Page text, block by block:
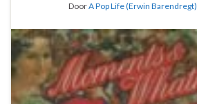
DoorA Pop Life (Erwin Barendregt)